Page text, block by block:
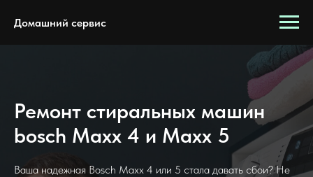
Домашний сервис
Ремонт стиральных машин
bosch Maxx 4 и Maxx 5
Ваша надежная Bosch Maxx 4 или 5 стала давать сбои? Не